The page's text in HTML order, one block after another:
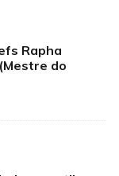
Rapha
do